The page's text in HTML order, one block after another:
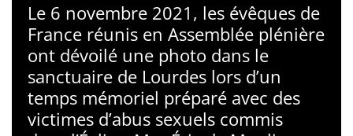
Le 6 novembre 2021, les évêques de
France réunis en Assemblée plénière
ont dévoilé une photo dans le
sanctuaire de Lourdes lors d’un
temps mémoriel préparé avec des
victimes d’abus sexuels commis